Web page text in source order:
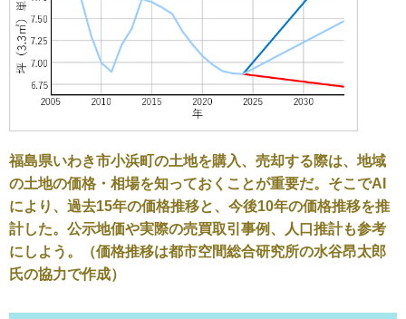
福島県いわき市小浜町の土地を購入、売却する際は、地域
の土地の価格・相場を知っておくことが重要だ。そこでAI
により、過去15年の価格推移と、今後10年の価格推移を推
計した。公示地価や実際の売買取引事例、人口推計も参考
にしよう。（価格推移は都市空間総合研究所の水谷昂太郎
氏の協力で作成）